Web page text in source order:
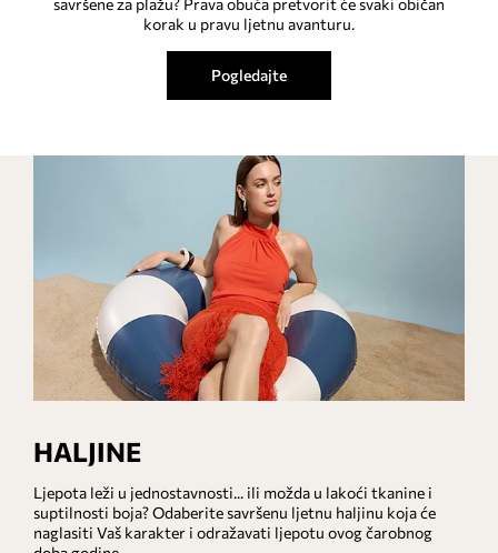
savršene za plažu? Prava obuća pretvorit će svaki običan
korak u pravu ljetnu avanturu.
Pogledajte
HALJINE
Ljepota leži u jednostavnosti... ili možda u lakoći tkanine i
suptilnosti boja? Odaberite savršenu ljetnu haljinu koja će
naglasiti Vaš karakter i odražavati ljepotu ovog čarobnog